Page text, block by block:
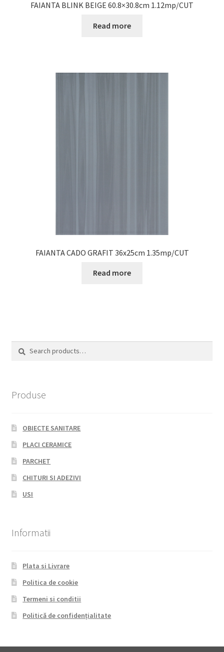
FAIANTA BLINK BEIGE 60.8×30.8cm 1.12mp/CUT
Read more
FAIANTA CADO GRAFIT 36x25cm 1.35mp/CUT
Read more
Search
Search
Produse
OBIECTE SANITARE
PLACI CERAMICE
PARCHET
CHITURI SI ADEZIVI
USI
Informatii
Plata si Livrare
Politica de cookie
Termeni si conditii
Politică de confidențialitate